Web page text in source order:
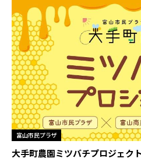
富山市民プラザ
大手町農園ミツバチプロジェク